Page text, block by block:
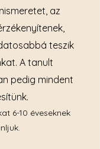
az
teszik
A tanult
pedig mindent
6-10 éveseknek